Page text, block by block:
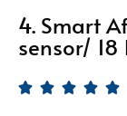
4. Smart
sensor/
    